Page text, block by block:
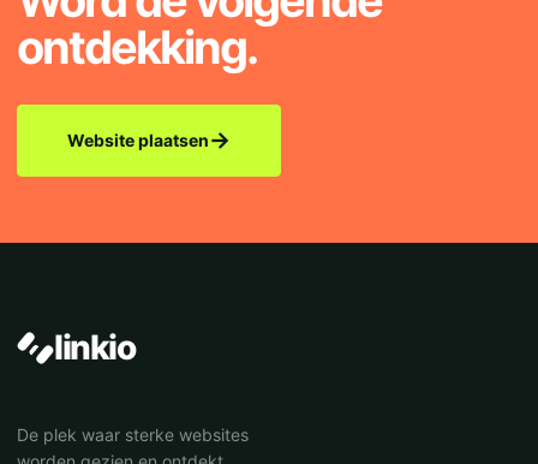
ontdekking.
Website plaatsen→
linkio
De plek waar sterke websites